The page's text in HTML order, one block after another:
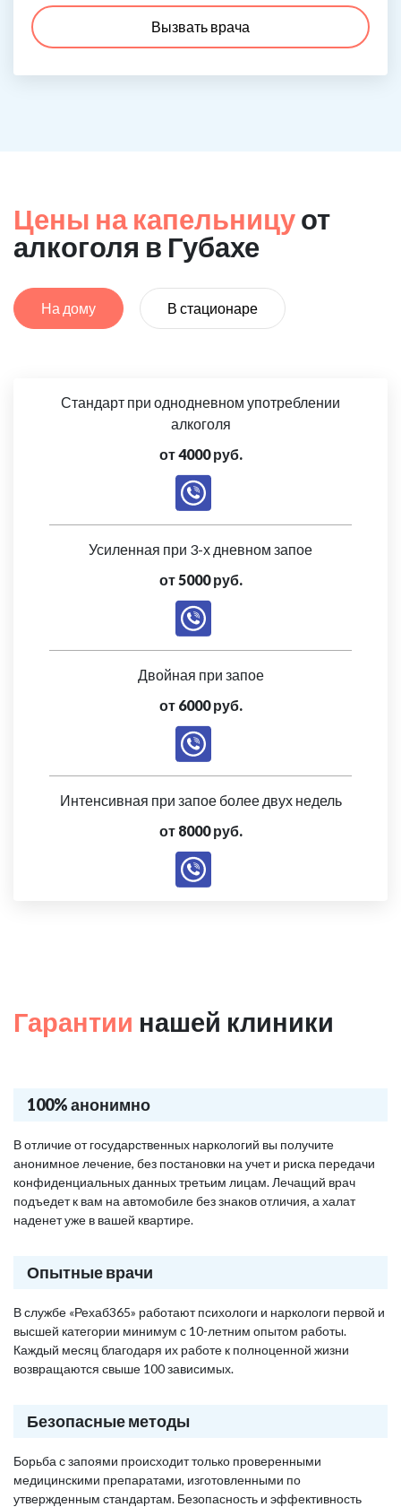
Вызвать врача
Цены на капельницуот
алкоголя в Губахе
На дому В стационаре
Стандарт при однодневном употреблении
алкоголя
от 4000 руб.
Усиленная при 3-х дневном запое
от 5000 руб.
Двойная при запое
от 6000 руб.
Интенсивная при запое более двух недель
от 8000 руб.
Гарантии нашей клиники
100% анонимно
В отличие от государственных наркологий вы получите
анонимное лечение, без постановки на учет и риска передачи
конфиденциальных данных третьим лицам. Лечащий врач
подъедет к вам на автомобиле без знаков отличия, а халат
наденет уже в вашей квартире.
Опытные врачи
В службе «Рехаб365» работают психологи и наркологи первой и
высшей категории минимум с 10-летним опытом работы.
Каждый месяц благодаря их работе к полноценной жизни
возвращаются свыше 100 зависимых.
Безопасные методы
Борьба с запоями происходит только проверенными
медицинскими препаратами, изготовленными по
утвержденным стандартам. Безопасность и эффективность